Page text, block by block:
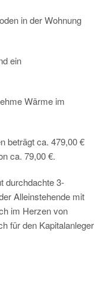
in der Wohnung
ein
Wärme im
beträgt ca. 479,00 €
ca. 79,00 €.
durchdachte 3-
Alleinstehende mit
im Herzen von
für den Kapitalanleger